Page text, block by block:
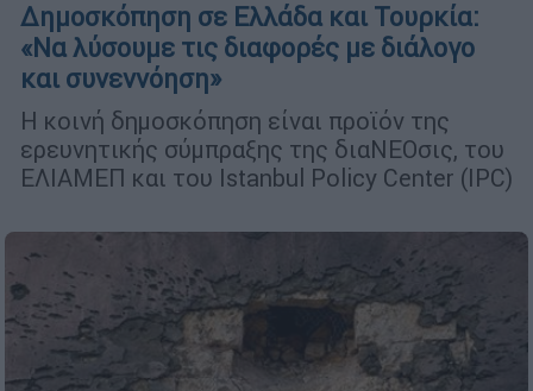
Δημοσκόπηση σε Ελλάδα και Τουρκία:
«Να λύσουμε τις διαφορές με διάλογο
και συνεννόηση»
Η κοινή δημοσκόπηση είναι προϊόν της
ερευνητικής σύμπραξης της διαΝΕΟσις, του
ΕΛΙΑΜΕΠ και του Istanbul Policy Center (IPC)